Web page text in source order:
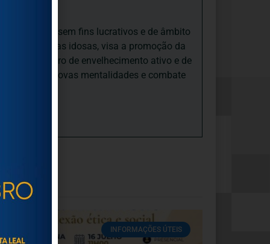
Social sem fins lucrativos e de âmbito
e às pessoas idosas, visa a promoção da
num quadro de envelhecimento ativo e de
promove novas mentalidades e combate
INFORMAÇÕES ÚTEIS